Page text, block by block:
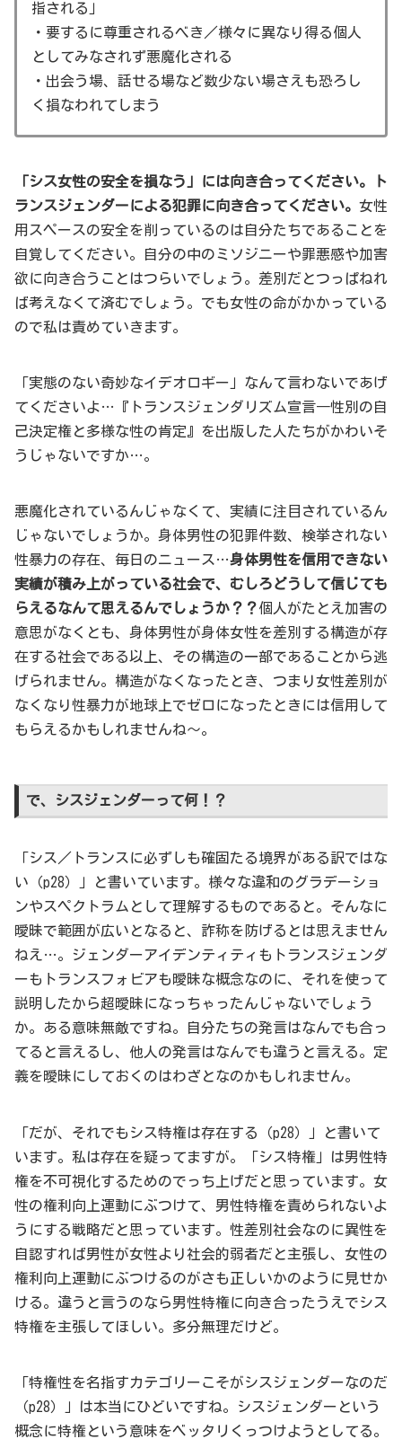
指される」
・要するに尊重されるべき／様々に異なり得る個人
としてみなされず悪魔化される
・出会う場、話せる場など数少ない場さえも恐ろし
く損なわれてしまう
「シス女性の安全を損なう」には向き合ってください。ト
ランスジェンダーによる犯罪に向き合ってください。 女性
用スペースの安全を削っているのは自分たちであることを
自覚してください。自分の中のミソジニーや罪悪感や加害
欲に向き合うことはつらいでしょう。差別だとつっぱねれ
ば考えなくて済むでしょう。でも女性の命がかかっている
ので私は責めていきます。
「実態のない奇妙なイデオロギー」なんて言わないであげ
てくださいよ…『トランスジェンダリズム宣言―性別の自
己決定権と多様な性の肯定』を出版した人たちがかわいそ
うじゃないですか…。
悪魔化されているんじゃなくて、実績に注目されているん
じゃないでしょうか。身体男性の犯罪件数、検挙されない
性暴力の存在、毎日のニュース…身体男性を信用できない
実績が積み上がっている社会で、むしろどうして信じても
らえるなんて思えるんでしょうか？？個人がたとえ加害の
意思がなくとも、身体男性が身体女性を差別する構造が存
在する社会である以上、その構造の一部であることから逃
げられません。構造がなくなったとき、つまり女性差別が
なくなり性暴力が地球上でゼロになったときには信用して
もらえるかもしれませんね～。
で、シスジェンダーって何！？
「シス／トランスに必ずしも確固たる境界がある訳ではな
い（p28）」と書いています。様々な違和のグラデーショ
ンやスペクトラムとして理解するものであると。そんなに
曖昧で範囲が広いとなると、詐称を防げるとは思えません
ねえ…。ジェンダーアイデンティティもトランスジェンダ
ーもトランスフォビアも曖昧な概念なのに、それを使って
説明したから超曖昧になっちゃったんじゃないでしょう
か。ある意味無敵ですね。自分たちの発言はなんでも合っ
てると言えるし、他人の発言はなんでも違うと言える。定
義を曖昧にしておくのはわざとなのかもしれません。
「だが、それでもシス特権は存在する（p28）」と書いて
います。私は存在を疑ってますが。「シス特権」は男性特
権を不可視化するためのでっち上げだと思っています。女
性の権利向上運動にぶつけて、男性特権を責められないよ
うにする戦略だと思っています。性差別社会なのに異性を
自認すれば男性が女性より社会的弱者だと主張し、女性の
権利向上運動にぶつけるのがさも正しいかのように見せか
ける。違うと言うのなら男性特権に向き合ったうえでシス
特権を主張してほしい。多分無理だけど。
「特権性を名指すカテゴリーこそがシスジェンダーなのだ
（p28）」は本当にひどいですね。シスジェンダーという
概念に特権という意味をベッタリくっつけようとしてる。